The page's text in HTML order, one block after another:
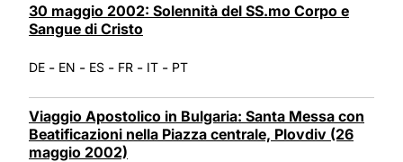
30 maggio 2002: Solennità del SS.mo Corpo e
Sangue di Cristo
DE - EN - ES - FR - IT - PT
Viaggio Apostolico in Bulgaria: Santa Messa con
Beatificazioni nella Piazza centrale, Plovdiv (26
maggio 2002)